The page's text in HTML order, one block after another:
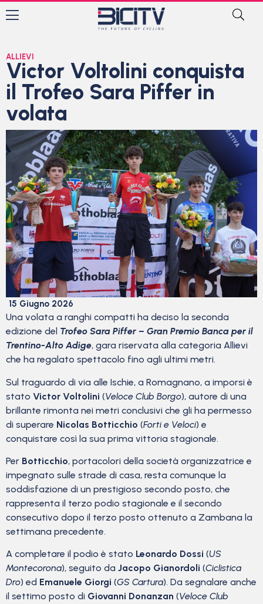
ALLIEVI
Victor Voltolini conquista
il Trofeo Sara Piffer in
volata
15 Giugno 2026
Una volata a ranghi compatti ha deciso la seconda
edizione del Trofeo Sara Piffer – Gran Premio Banca per il
Trentino-Alto Adige, gara riservata alla categoria Allievi
che ha regalato spettacolo fino agli ultimi metri.
Sul traguardo di via alle Ischie, a Romagnano, a imporsi è
stato Victor Voltolini (Veloce Club Borgo), autore di una
brillante rimonta nei metri conclusivi che gli ha permesso
di superare Nicolas Botticchio (Forti e Veloci) e
conquistare così la sua prima vittoria stagionale.
Per Botticchio, portacolori della società organizzatrice e
impegnato sulle strade di casa, resta comunque la
soddisfazione di un prestigioso secondo posto, che
rappresenta il terzo podio stagionale e il secondo
consecutivo dopo il terzo posto ottenuto a Zambana la
settimana precedente.
A completare il podio è stato Leonardo Dossi (US
Montecorona), seguito da Jacopo Gianordoli (Ciclistica
Dro) ed Emanuele Giorgi (GS Cartura). Da segnalare anche
il settimo posto di Giovanni Donanzan (Veloce Club